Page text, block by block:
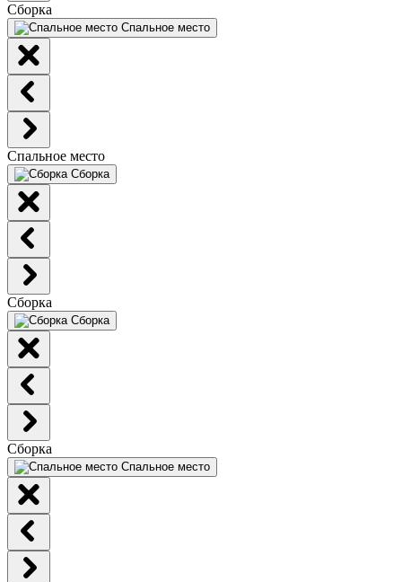
Сборка
Спальное место
Спальное место
Сборка
Сборка
Сборка
Сборка
Спальное место